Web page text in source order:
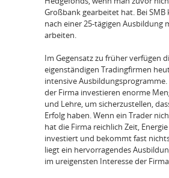
Großbank gearbeitet hat. Bei SMB
nach einer 25-tägigen Ausbildung
arbeiten.
Im Gegensatz zu früher verfügen
eigenständigen Tradingfirmen
intensive
der Firma investieren enorme
und Lehre, um sicherzustellen,
Erfolg haben. Wenn ein Trader
hat die Firma reichlich Zeit,
investiert und bekommt fast
liegt ein hervorragendes
im ureigensten Interesse der